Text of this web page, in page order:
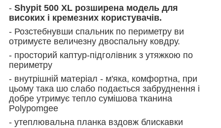
- Shypit 500 XL розширена модель для
високих і кремезних користувачів.
- Розстебнувши спальник по периметру ви
отримуєте величезну двоспальну ковдру.
- просторий каптур-підголівник з утяжкою по
периметру
- внутрішній матеріал - м'яка, комфортна, при
цьому така шо слабо подається забруднення і
добре утримує тепло сумішова тканина
Polypomgee
- утеплювальна планка вздовж блискавки